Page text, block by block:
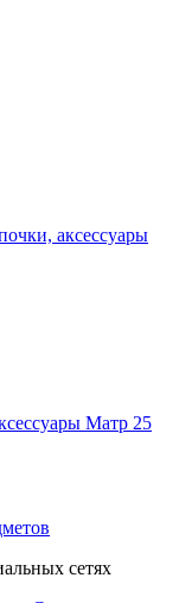
аксессуары
Матр 25
сетях